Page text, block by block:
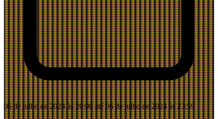
06 de julho de 2024 às 20:00 até 06 de julho de 2024 às 23:59